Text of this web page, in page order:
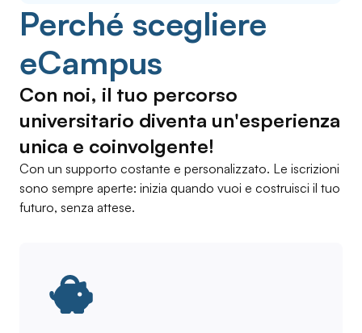
Perché scegliere
eCampus
Con noi, il tuo percorso
universitario diventa un'esperienza
unica e coinvolgente!
Con un supporto costante e personalizzato. Le iscrizioni
sono sempre aperte: inizia quando vuoi e costruisci il tuo
futuro, senza attese.